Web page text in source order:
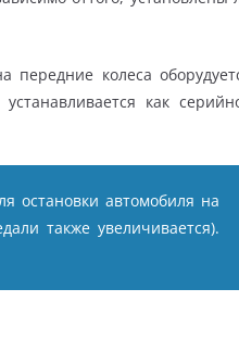
передние колеса
как
остановки автомобиля на
также увеличивается).